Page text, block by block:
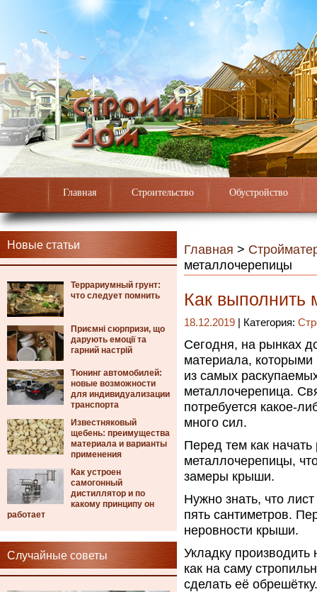
Главная Строительство Обустройство
Новые статьи
Террариумный грунт:
что следует помнить
Приємні сюрпризи, що
дарують емоції та
гарний настрій
Тюнинг автомобилей:
новые возможности
для индивидуализации
транспорта
Известняковый
щебень: преимущества
материала и варианты
применения
Как устроен
самогонный
дистиллятор и по
какому принципу он
работает
Случайные советы
Главная >
металлочерепицы
Как выполнить
18.12.2019 | Категория:
Сегодня, на рынках
материала,
из самых
металлочерепица.
потребуется какое-
много сил.
Перед тем как
металлочерепицы,
замеры крыши.
Нужно знать, что
пять сантиметров.
неровности крыши.
Укладку
как на саму
сделать её